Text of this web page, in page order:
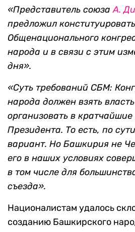
«Представитель союзаА.
предложил
Общенационального
народа и в связи с этим
дня».
«Суть требований СБМ:
народа должен взять
организовать в
Президента. То есть, по
вариант. Но Башкирия не
его в наших условиях
в том числе для
съезда».
Националистам удалось
созданию Башкирского